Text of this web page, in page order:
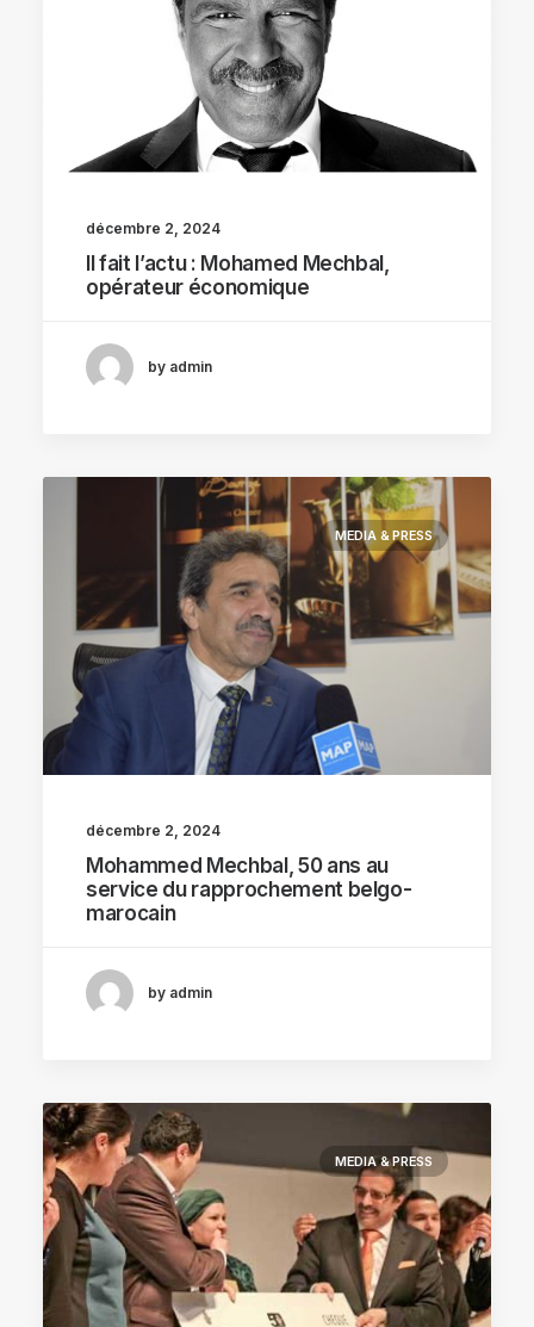
décembre 2, 2024
Il fait l’actu : Mohamed Mechbal,
opérateur économique
by admin
MEDIA & PRESS
décembre 2, 2024
Mohammed Mechbal, 50 ans au
service du rapprochement belgo-
marocain
by admin
MEDIA & PRESS